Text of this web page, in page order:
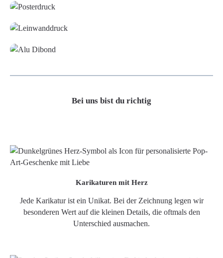
Bei uns bist du richtig
Karikaturen mit Herz
Jede Karikatur ist ein Unikat. Bei der Zeichnung legen wir
besonderen Wert auf die kleinen Details, die oftmals den
Unterschied ausmachen.